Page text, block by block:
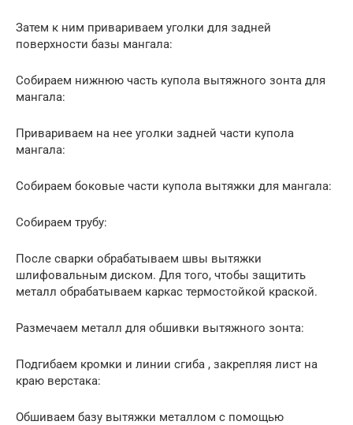
Затем к ним привариваем уголки для задней
поверхности базы мангала:
Собираем нижнюю часть купола вытяжного зонта для
мангала:
Привариваем на нее уголки задней части купола
мангала:
Собираем боковые части купола вытяжки для мангала:
Собираем трубу:
После сварки обрабатываем швы вытяжки
шлифовальным диском. Для того, чтобы защитить
металл обрабатываем каркас термостойкой краской.
Размечаем металл для обшивки вытяжного зонта:
Подгибаем кромки и линии сгиба , закрепляя лист на
краю верстака:
Обшиваем базу вытяжки металлом с помощью